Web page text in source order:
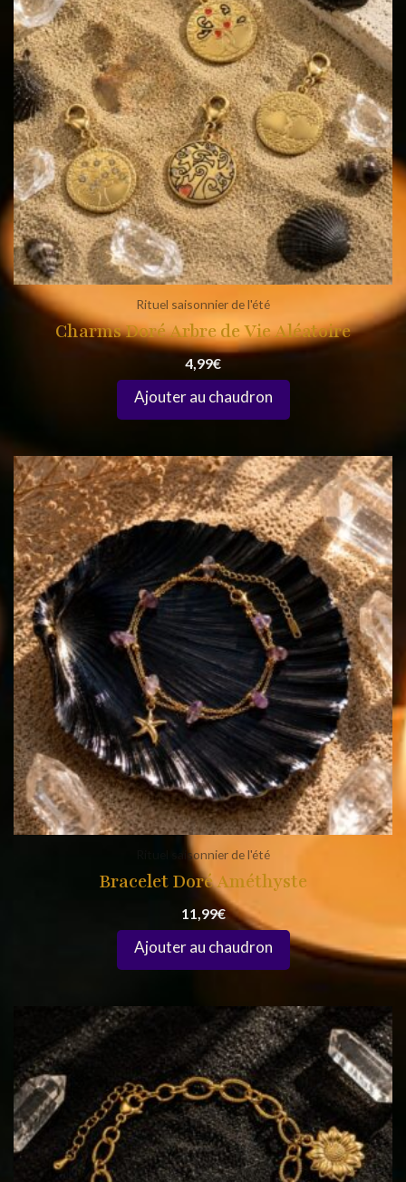
Rituel saisonnier de l'été
Charms Doré Arbre de Vie Aléatoire
4,99€
Rituel saisonnier de l'été
Bracelet Doré Améthyste
11,99€